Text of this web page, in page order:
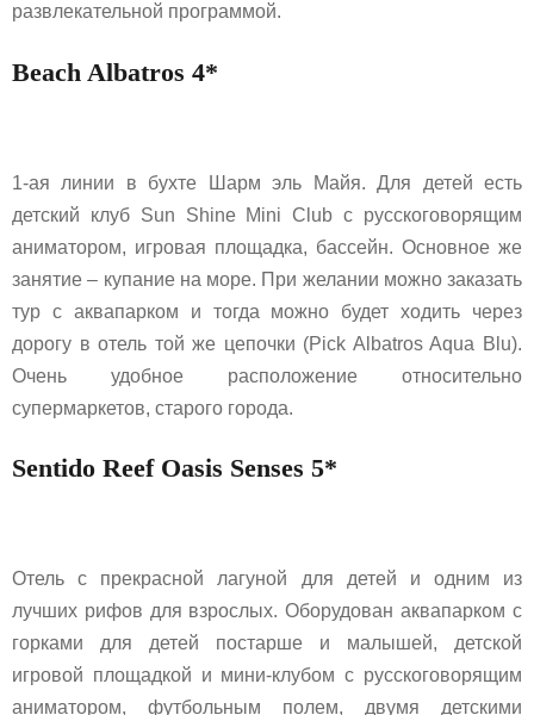
развлекательной программой.
Beach Albatros 4*
1-ая линии в бухте Шарм эль Майя. Для детей есть
детский клуб Sun Shine Mini Club с русскоговорящим
аниматором, игровая площадка, бассейн. Основное же
занятие – купание на море. При желании можно заказать
тур с аквапарком и тогда можно будет ходить через
дорогу в отель той же цепочки (Pick Albatros Aqua Blu).
Очень удобное расположение относительно
супермаркетов, старого города.
Sentido Reef Oasis Senses 5*
Отель с прекрасной лагуной для детей и одним из
лучших рифов для взрослых. Оборудован аквапарком с
горками для детей постарше и малышей, детской
игровой площадкой и мини-клубом с русскоговорящим
аниматором, футбольным полем, двумя детскими